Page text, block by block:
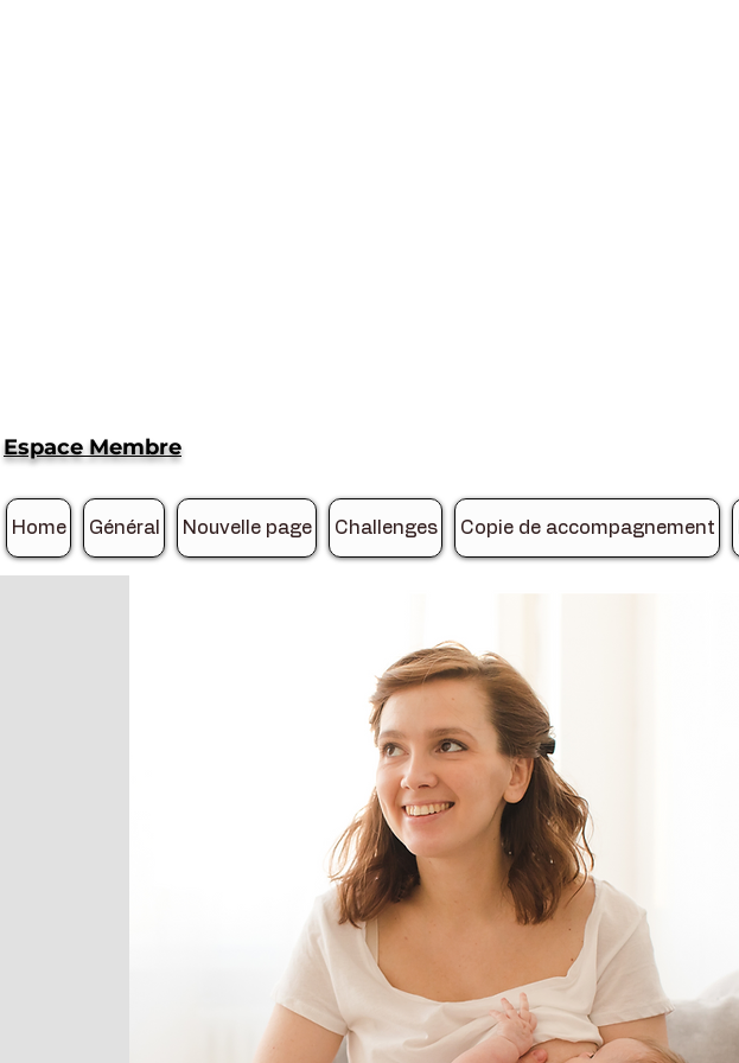
Espace Membre
Home Général Nouvelle page Challenges Copie de accompagnement